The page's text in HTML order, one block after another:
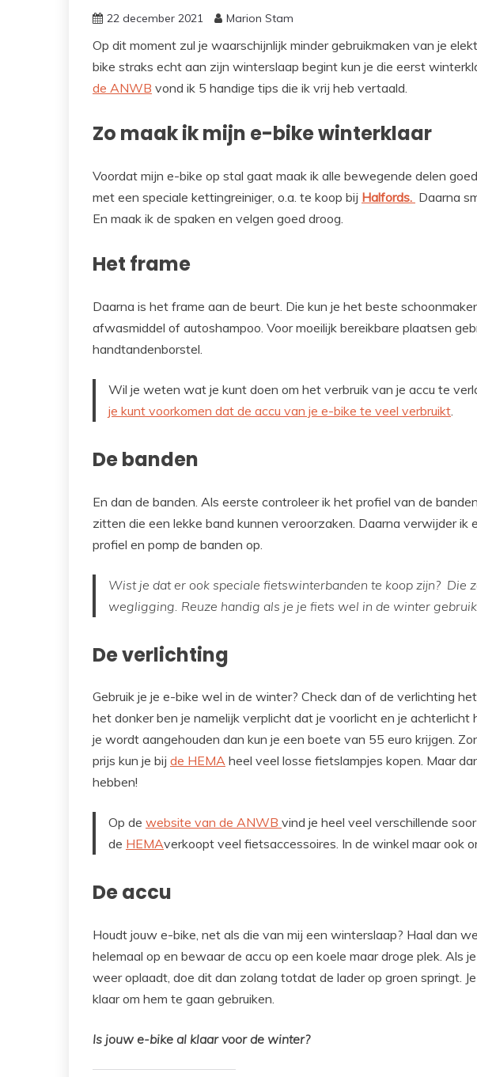
22 december 2021 Marion Stam
Op dit moment zul je waarschijnlijk minder gebruikmaken van je
bike straks echt aan zijn winterslaap begint kun je die eerst
de ANWB vond ik 5 handige tips die ik vrij heb vertaald.
Zo maak ik mijn e-bike winterklaar
Voordat mijn e-bike op stal gaat maak ik alle bewegende delen
met een speciale kettingreiniger, o.a. te koop bij Halfords. Daarna
En maak ik de spaken en velgen goed droog.
Het frame
Daarna is het frame aan de beurt. Die kun je het beste
afwasmiddel of autoshampoo. Voor moeilijk bereikbare plaatsen
handtandenborstel.
Wil je weten wat je kunt doen om het verbruik van je accu te
je kunt voorkomen dat de accu van je e-bike te veel verbruikt
De banden
En dan de banden. Als eerste controleer ik het profiel van de
zitten die een lekke band kunnen veroorzaken. Daarna verwijder ik
profiel en pomp de banden op.
Wist je dat er ook speciale fietswinterbanden te koop zijn? Die
wegligging. Reuze handig als je je fiets wel in de winter
De verlichting
Gebruik je je e-bike wel in de winter? Check dan of de verlichting
het donker ben je namelijk verplicht dat je voorlicht en je achterlicht
je wordt aangehouden dan kun je een boete van 55 euro krijgen.
prijs kun je bij de HEMA heel veel losse fietslampjes kopen. Maar
hebben!
Op de website van de ANWB vind je heel veel verschillende
de HEMAverkoopt veel fietsaccessoires. In de winkel maar ook
De accu
Houdt jouw e-bike, net als die van mij een winterslaap? Haal dan
helemaal op en bewaar de accu op een koele maar droge plek. Als
weer oplaadt, doe dit dan zolang totdat de lader op groen springt.
klaar om hem te gaan gebruiken.
Is jouw e-bike al klaar voor de winter?